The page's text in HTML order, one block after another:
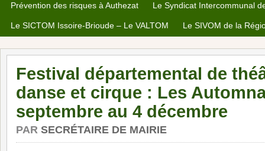
Prévention des risques à Authezat Le Syndicat Intercommunal
Le SICTOM Issoire-Brioude – Le VALTOM Le SIVOM de la
Festival départemental de
danse et cirque : Les
septembre au 4 décembre
PAR SECRÉTAIRE DE MAIRIE